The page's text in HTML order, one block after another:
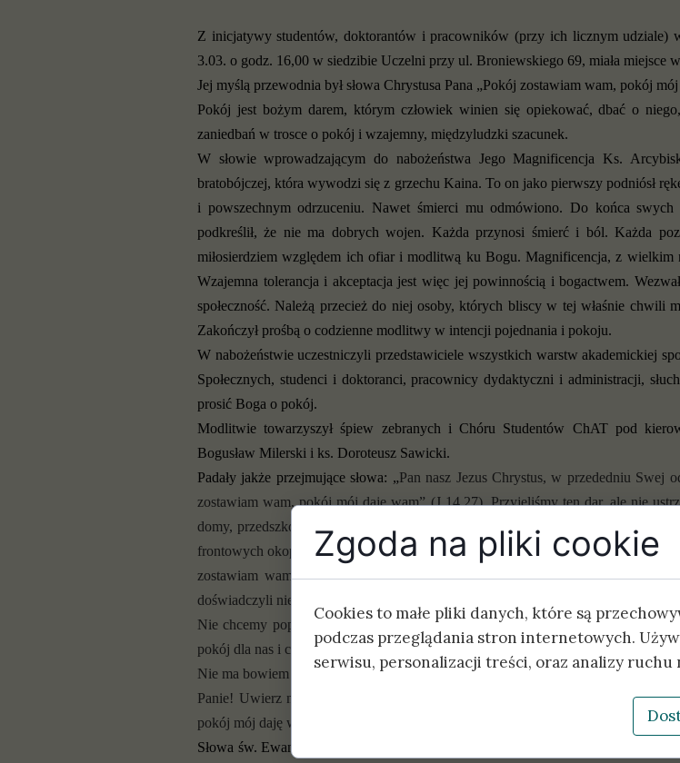
Z inicjatywy studentów, doktorantów i pracowników (przy ich licznym udziale)
3.03. o godz. 16,00 w siedzibie Uczelni przy ul. Broniewskiego 69, miała miejsce
Jej myślą przewodnia był słowa Chrystusa Pana „Pokój zostawiam wam, pokój
Pokój jest bożym darem, którym człowiek winien się opiekować, dbać o
zaniedbań w trosce o pokój i wzajemny, międzyludzki szacunek.
W słowie wprowadzającym do nabożeństwa Jego Magnificencja Ks.
bratobójczej, która wywodzi się z grzechu Kaina. To on jako pierwszy podniósł
i powszechnym odrzuceniu. Nawet śmierci mu odmówiono. Do końca swych
podkreślił, że nie ma dobrych wojen. Każda przynosi śmierć i ból. Każda
miłosierdziem względem ich ofiar i modlitwą ku Bogu. Magnificencja, z wielkim
Wzajemna tolerancja i akceptacja jest więc jej powinnością i bogactwem.
społeczność. Należą przecież do niej osoby, których bliscy w tej właśnie chwili
Zakończył prośbą o codzienne modlitwy w intencji pojednania i pokoju.
W nabożeństwie uczestniczyli przedstawiciele wszystkich warstw akademickiej
Społecznych, studenci i doktoranci, pracownicy dydaktyczni i administracji,
prosić Boga o pokój.
Modlitwie towarzyszył śpiew zebranych i Chóru Studentów ChAT pod
Bogusław Milerski i ks. Doroteusz Sawicki.
Padały jakże przejmujące słowa: „Pan nasz Jezus Chrystus, w przededniu Swej
zostawiam wam, pokój mój daję wam” (J 14,27). Przyjęliśmy ten dar, ale nie
domy, przedszkola. Bomby spadają na miasta, szkoły, świątynie. Drogi
frontowych okopach. Nie wiosna a wojna zawitała do naszych bram. Dzisiaj
zostawiam wam, pokój mój daję wam”.Nie byliśmy godni tego daru skoro go
doświadczyli nie jednej, ale dwóch wojen światowych, zanim zaczęli walczyć o
Nie chcemy popełniać tamtych błędów. Już dziś uderzamy się w pierś i
pokój dla nas i całego świata. Już dziś … wołamy Panie wybacz.
Nie ma bowiem znaczenia kto uczyni pierwszy krok. Ważne by wykonano
Panie! Uwierz naszej skrusze. Okaż zmiłowanie. Daj kolejną szansę. Niech
pokój mój daję wam”.
Słowa św. Ewangelii odczytał ks. Rafał Dmitruk, które pierwsze trzy dni wojny
Zgoda na pliki cookie
Cookies to małe pliki danych, które są
podczas przeglądania stron internetowych.
serwisu, personalizacji treści, oraz analizy ruchu